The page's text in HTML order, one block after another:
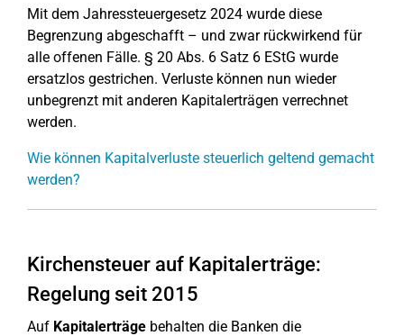
Mit dem Jahressteuergesetz 2024 wurde diese
Begrenzung abgeschafft – und zwar rückwirkend für
alle offenen Fälle. § 20 Abs. 6 Satz 6 EStG wurde
ersatzlos gestrichen. Verluste können nun wieder
unbegrenzt mit anderen Kapitalerträgen verrechnet
werden.
Wie können Kapitalverluste steuerlich geltend gemacht
werden?
Kirchensteuer auf Kapitalerträge:
Regelung seit 2015
Auf Kapitalerträge behalten die Banken die